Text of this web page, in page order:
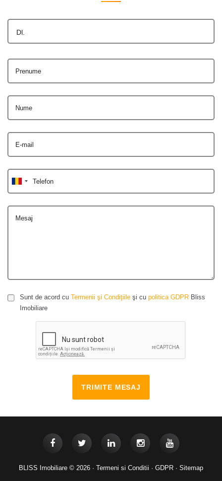
Dl.
Prenume
Nume
E-mail
Telefon
Mesaj
Sunt de acord cu Termenii şi Condiţiile şi cu politica GDPR Bliss
Imobiliare
TRIMITE MESAJ
BLISS Imobiliare © 2026 · Termeni si Conditii · GDPR · Sitemap